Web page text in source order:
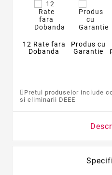
12 Rate fara
Dobanda
Produs cu
Garantie
Pretul produselor include
si eliminarii DEEE